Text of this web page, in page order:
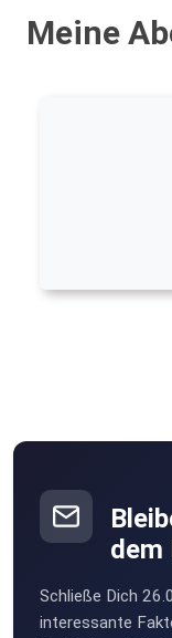
Meine
dem
Schließe Dich
interessante